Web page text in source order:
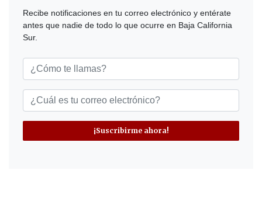
Recibe notificaciones en tu correo electrónico y entérate
antes que nadie de todo lo que ocurre en Baja California
Sur.
¡Suscribirme ahora!